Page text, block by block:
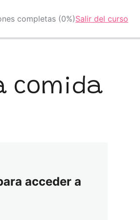
completas (0%)Salir del curso
comida
acceder a